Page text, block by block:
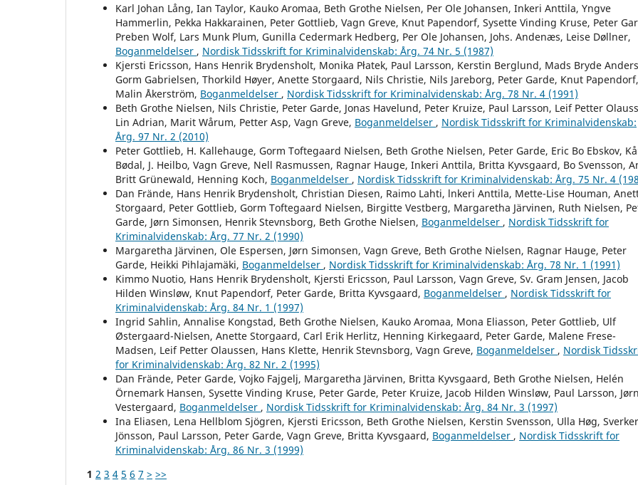
Karl Johan Lång, Ian Taylor, Kauko Aromaa, Beth Grothe Nielsen, Per Ole Johansen, Inkeri Anttila, Yngve
Hammerlin, Pekka Hakkarainen, Peter Gottlieb, Vagn Greve, Knut Papendorf, Sysette Vinding Kruse, Peter
Preben Wolf, Lars Munk Plum, Gunilla Cedermark Hedberg, Per Ole Johansen, Johs. Andenæs, Leise Døllner,
Boganmeldelser , Nordisk Tidsskrift for Kriminalvidenskab: Årg. 74 Nr. 5 (1987)
Kjersti Ericsson, Hans Henrik Brydensholt, Monika Płatek, Paul Larsson, Kerstin Berglund, Mads Bryde
Gorm Gabrielsen, Thorkild Høyer, Anette Storgaard, Nils Christie, Nils Jareborg, Peter Garde, Knut Papendorf,
Malin Åkerström, Boganmeldelser , Nordisk Tidsskrift for Kriminalvidenskab: Årg. 78 Nr. 4 (1991)
Beth Grothe Nielsen, Nils Christie, Peter Garde, Jonas Havelund, Peter Kruize, Paul Larsson, Leif Petter
Lin Adrian, Marit Wårum, Petter Asp, Vagn Greve, Boganmeldelser , Nordisk Tidsskrift for Kriminalvidenskab:
Årg. 97 Nr. 2 (2010)
Peter Gottlieb, H. Kallehauge, Gorm Toftegaard Nielsen, Beth Grothe Nielsen, Peter Garde, Eric Bo Ebskov,
Bødal, J. Heilbo, Vagn Greve, Nell Rasmussen, Ragnar Hauge, Inkeri Anttila, Britta Kyvsgaard, Bo Svensson,
Britt Grünewald, Henning Koch, Boganmeldelser , Nordisk Tidsskrift for Kriminalvidenskab: Årg. 75 Nr. 4
Dan Frände, Hans Henrik Brydensholt, Christian Diesen, Raimo Lahti, lnkeri Anttila, Mette-Lise Houman,
Storgaard, Peter Gottlieb, Gorm Toftegaard Nielsen, Birgitte Vestberg, Margaretha Järvinen, Ruth Nielsen,
Garde, Jørn Simonsen, Henrik Stevnsborg, Beth Grothe Nielsen, Boganmeldelser , Nordisk Tidsskrift for
Kriminalvidenskab: Årg. 77 Nr. 2 (1990)
Margaretha Järvinen, Ole Espersen, Jørn Simonsen, Vagn Greve, Beth Grothe Nielsen, Ragnar Hauge, Peter
Garde, Heikki Pihlajamäki, Boganmeldelser , Nordisk Tidsskrift for Kriminalvidenskab: Årg. 78 Nr. 1 (1991)
Kimmo Nuotio, Hans Henrik Brydensholt, Kjersti Ericsson, Paul Larsson, Vagn Greve, Sv. Gram Jensen, Jacob
Hilden Winsløw, Knut Papendorf, Peter Garde, Britta Kyvsgaard, Boganmeldelser , Nordisk Tidsskrift for
Kriminalvidenskab: Årg. 84 Nr. 1 (1997)
Ingrid Sahlin, Annalise Kongstad, Beth Grothe Nielsen, Kauko Aromaa, Mona Eliasson, Peter Gottlieb, Ulf
Østergaard-Nielsen, Anette Storgaard, Carl Erik Herlitz, Henning Kirkegaard, Peter Garde, Malene Frese-
Madsen, Leif Petter Olaussen, Hans Klette, Henrik Stevnsborg, Vagn Greve, Boganmeldelser , Nordisk
for Kriminalvidenskab: Årg. 82 Nr. 2 (1995)
Dan Frände, Peter Garde, Vojko Fajgelj, Margaretha Järvinen, Britta Kyvsgaard, Beth Grothe Nielsen, Helén
Örnemark Hansen, Sysette Vinding Kruse, Peter Garde, Peter Kruize, Jacob Hilden Winsløw, Paul Larsson, Jørn
Vestergaard, Boganmeldelser , Nordisk Tidsskrift for Kriminalvidenskab: Årg. 84 Nr. 3 (1997)
Ina Eliasen, Lena Hellblom Sjögren, Kjersti Ericsson, Beth Grothe Nielsen, Kerstin Svensson, Ulla Høg, Sverker
Jönsson, Paul Larsson, Peter Garde, Vagn Greve, Britta Kyvsgaard, Boganmeldelser , Nordisk Tidsskrift for
Kriminalvidenskab: Årg. 86 Nr. 3 (1999)
1 2 3 4 5 6 7 > >>